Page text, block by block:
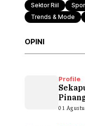
Sektor Riil
Trends & Mode
OPINI
Profile
01